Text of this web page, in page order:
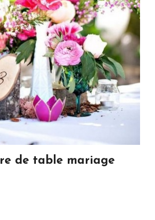
de table mariage